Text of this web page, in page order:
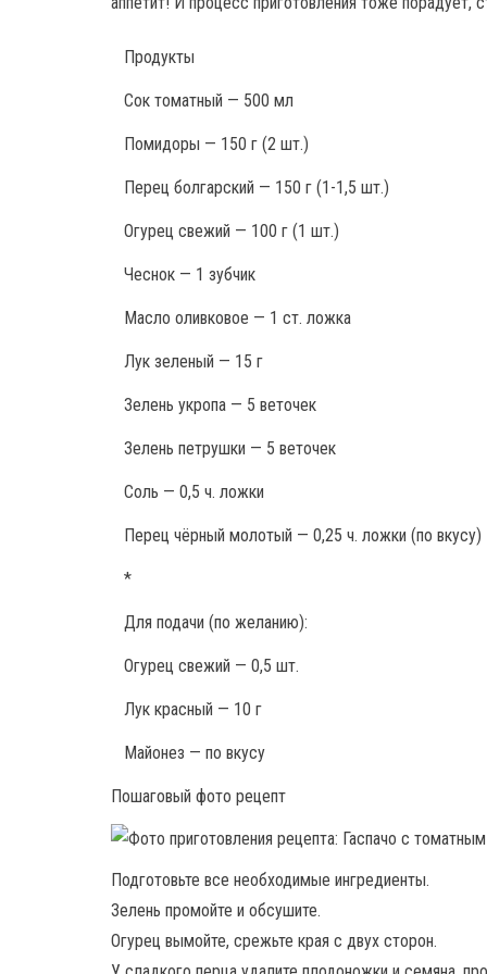
Продукты
Сок томатный — 500 мл
Помидоры — 150 г (2 шт.)
Перец болгарский — 150 г (1-1,5 шт.)
Огурец свежий — 100 г (1 шт.)
Чеснок — 1 зубчик
Масло оливковое — 1 ст. ложка
Лук зеленый — 15 г
Зелень укропа — 5 веточек
Зелень петрушки — 5 веточек
Соль — 0,5 ч. ложки
Перец чёрный молотый — 0,25 ч. ложки (по вкусу)
*
Для подачи (по желанию):
Огурец свежий — 0,5 шт.
Лук красный — 10 г
Майонез — по вкусу
Пошаговый фото рецепт
Подготовьте все необходимые ингредиенты.
Зелень промойте и обсушите.
Огурец вымойте, срежьте края с двух сторон.